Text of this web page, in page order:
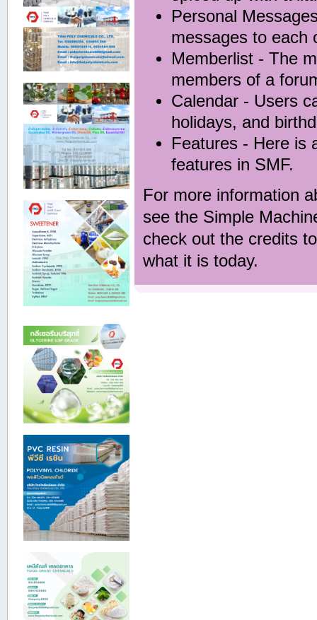
Personal
messages to each
Memberlist - The
members of a
Calendar - Users
holidays, and
Features - Here is
features in SMF.
For more information
see the Simple
check out the credits
what it is today.